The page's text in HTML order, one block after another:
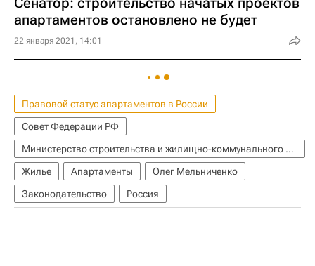
апартаментов остановлено не будет
22 января 2021, 14:01
Правовой статус апартаментов в России
Совет Федерации РФ
Министерство строительства и жилищно-коммунального хозяйства РФ (Минстрой России)
Жилье
Апартаменты
Олег Мельниченко
Законодательство
Россия